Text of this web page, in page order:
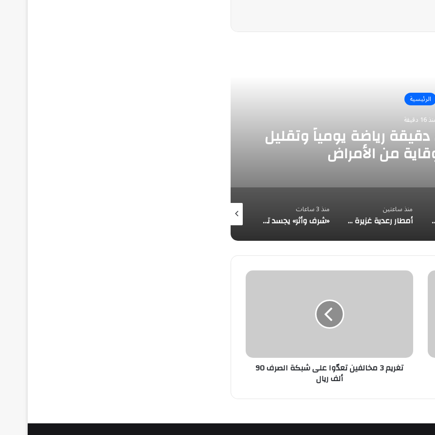
الرئيسية
دقيقة
«الخضيري» يوصي بـ 20 دقيقة رياضة يومياً وتقليل
من الأمراض
بعمل عسكري واسع ضد مليشيا الحوثي
منذ ساعتين
أمطار رعدية غزيرة مع برد على جازان وعسير وحرارة شديدة في الرياض والشرقية
منذ 3 ساعات
«شرف وأثر» يجسد تحول السعودية لنموذج عالمي لضيوف الرحمن
منذ 5 ساعات
تغريم
ألف
ريال تغريم 3 مخالفين تعدّوا على شبكة الصرف 90
ألف ريال